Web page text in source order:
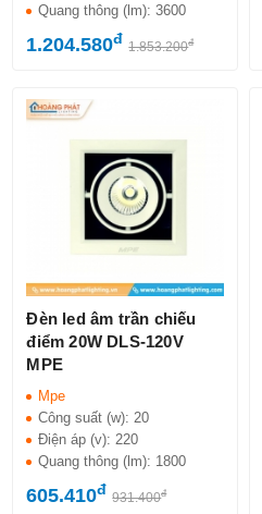
Quang thông (lm):3600
1.204.580đ 1.853.200đ
Đèn led âm trần chiếu
điểm 20W DLS-120V
MPE
Mpe
Công suất (w): 20
Điện áp (v): 220
Quang thông (lm): 1800
605.410đ 931.400đ